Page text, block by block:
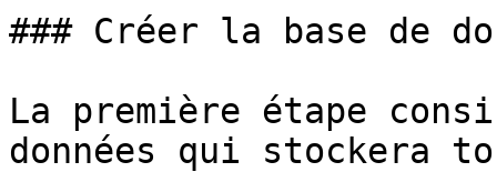
### Créer la base de
La première étape
données qui stockera